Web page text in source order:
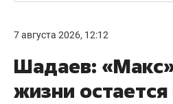
7 августа 2026, 12:12
Шадаев:
жизни остается